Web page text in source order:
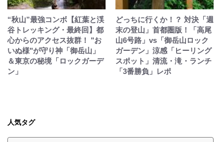
“秋山”最強コンボ【紅葉と渓
谷トレッキング・最終回】都
心からのアクセス抜群！ "お
いぬ様"が守り神「御岳山」
＆東京の秘境「ロックガーデ
ン」
どっちに行くか！？ 対決「週
末の登山」首都圏版！「高尾
山6号路」vs「御岳山ロック
ガーデン」涼感「ヒーリング
スポット」清流・滝・ランチ
「3番勝負」レポ
人気タグ